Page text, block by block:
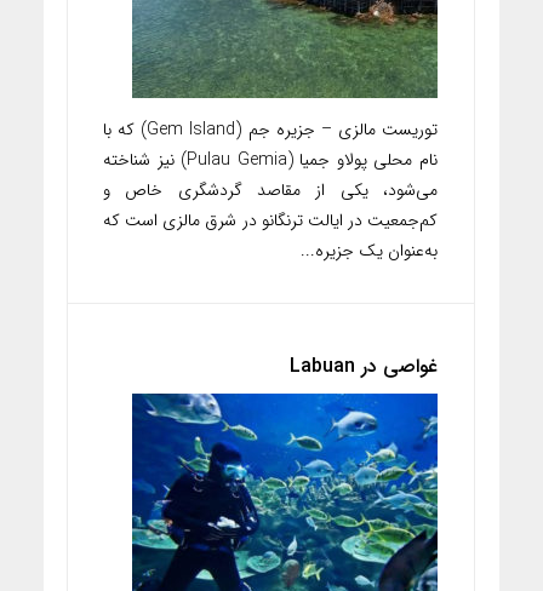
توریست مالزی – جزیره جم (Gem Island) که با
نام محلی پولاو جمیا (Pulau Gemia) نیز شناخته
می‌شود، یکی از مقاصد گردشگری خاص و
کم‌جمعیت در ایالت ترنگانو در شرق مالزی است که
به‌عنوان یک جزیره...
غواصی در Labuan